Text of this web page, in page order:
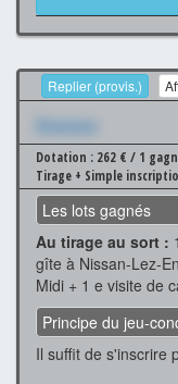
Replier (provis.)
Xxxxxxx
Dotation : 262 € / 1
Tirage + Simple
Les lots gagnés
Au tirage au sort :
gîte à Nissan-Lez-
Midi + 1 e visite de
Principe du jeu-
Il suffit de s'inscrire